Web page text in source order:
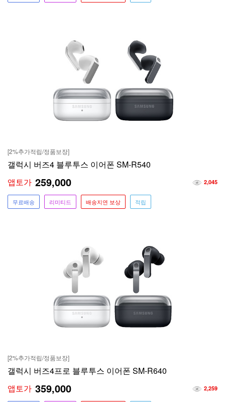
[2%추가적립/정품보장]
갤럭시 버즈4 블루투스 이어폰 SM-R540
2,045
앱토가 259,000
무료배송 리미티드 배송지연 보상 적립
[2%추가적립/정품보장]
갤럭시 버즈4프로 블루투스 이어폰 SM-R640
2,259
앱토가 359,000